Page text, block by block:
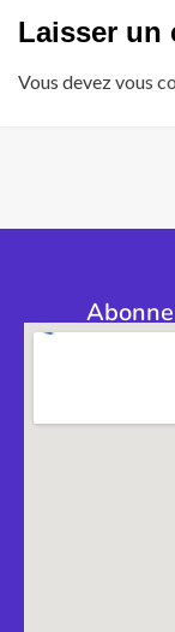
Laisser un
Vous devezvous